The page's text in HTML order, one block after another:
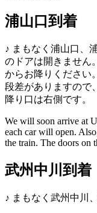
浦山口到着
♪ まもなく浦山口、
のドアは開きません
からお降りください。
段差がありますので
降り口は右側です。
We will soon arrive at
each car will open.
the train. The doors on
武州中川到着
♪ まもなく武州中川